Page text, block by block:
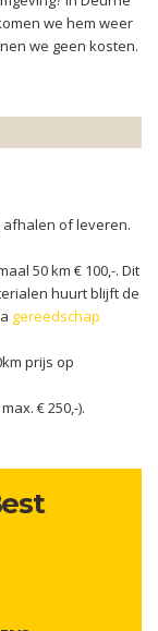
we hem weer
we geen kosten.
of leveren.
50 km € 100,-. Dit
huurt blijft de
gereedschap
prijs op
€ 250,-).